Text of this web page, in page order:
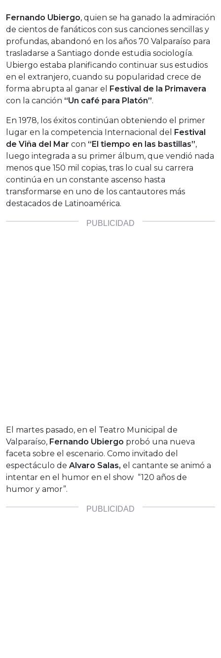
Fernando Ubiergo, quien se ha ganado la admiración
de cientos de fanáticos con sus canciones sencillas y
profundas, abandonó en los años 70 Valparaíso para
trasladarse a Santiago donde estudia sociología.
Ubiergo estaba planificando continuar sus estudios
en el extranjero, cuando su popularidad crece de
forma abrupta al ganar el Festival de la Primavera
con la canción “Un café para Platón”.
En 1978, los éxitos continúan obteniendo el primer
lugar en la competencia Internacional del Festival
de Viña del Mar con “El tiempo en las bastillas”,
luego integrada a su primer álbum, que vendió nada
menos que 150 mil copias, tras lo cual su carrera
continúa en un constante ascenso hasta
transformarse en uno de los cantautores más
destacados de Latinoamérica.
El martes pasado, en el Teatro Municipal de
Valparaíso, Fernando Ubiergo probó una nueva
faceta sobre el escenario. Como invitado del
espectáculo de Alvaro Salas, el cantante se animó a
intentar en el humor en el show “120 años de
humor y amor”.